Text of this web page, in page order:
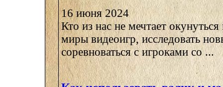
16 июня 2024
Кто из нас не мечтает
миры видеоигр, исследовать
соревноваться с игроками со ...